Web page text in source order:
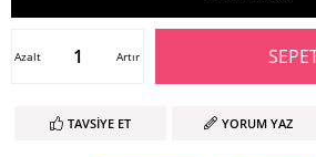
Artır
Azalt
TAVSIYE ET YORUM YAZ